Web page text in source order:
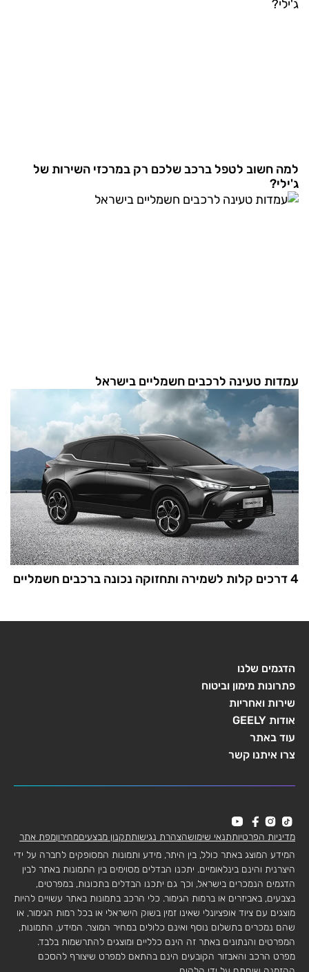
למה חשוב לטפל ברכב שלכם רק במרכזי השירות של
ג'ילי?
עמדות טעינה לרכבים חשמליים בישראל
4 דרכים קלות לשמירה ותחזוקה נכונה ברכבים חשמליים
הדגמים שלנו
פתרונות מימון וביטוח
שירות ואחריות
אודות GEELY
עוד באתר
צרו איתנו קשר
מדיניות הפרטיותתנאי שימושהצהרת נגישותתקנון מבצעיםמחירוןמפת אתר
המידע המוצג באתר כולל, בין היתר, מידע ותמונות המסופקים לחברה על ידי
היצרנית והינם בינלאומיים. יתכנו הבדלים מסוימים בין התמונות באתר לבין
הדגמים הנמכרים בישראל, וכך גם יתכנו הבדלים בתכונות, במפרטים,
בצבעים, באביזרים או ברמות הגימור. כלי הרכב בתמונות באתר עשויים להיות
מוצגים עם ציוד אופציונלי שאינו זמין בשוק הישראלי או בכל רמות הגימור, או
שהם נמכרים בתשלום נוסף ואינם כלולים במחיר המוצר. המידע, התמונות,
המפרטים והנתונים באתר זה הינם כלליים ומוצגים להתרשמות בלבד.
מפרט הרכב והאבזור הקובעים הינם בהתאם למפרט שיצורף להסכם